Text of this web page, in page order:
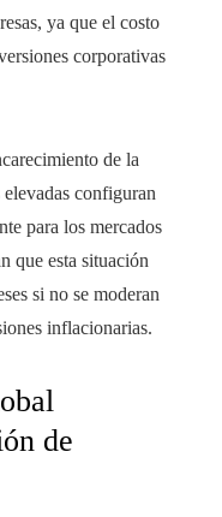
ya que el costo
corporativas
de la
configuran
para los mercados
que esta situación
si no se moderan
inflacionarias.
de